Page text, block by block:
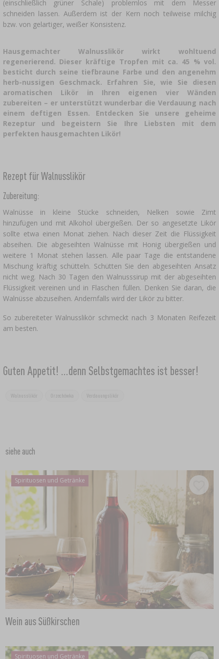
KÄSEHERSTELLUNGSSETS
BACKDEKORATIONEN UND BACKZUTATEN ›
VAAKUM-VERPACKUNG
ACCESSOIRES ZUM PÖKELN ›
APPLIKATOR FÜR RÄUCHERNETZE,
WURSTCLIPPER
›
FLEISCHFÄDEN, SCHNÜRE, RÄUCHERNETZE ›
DÄRME
PÖKELMISCHUNG, MARINADEN UND
KRÄUTER
›
BAKTERIENKULTUREN
LITERATUR ZUR WURSTHERSTELLUNG
RAUCHAROMA
ZUSATZMITTEL ›
MUSER
FILTERN ›
VERKORKEN
MESSGERÄTE, ANZEIGEN
FLASCHEN ›
GLASBALLONS ›
REGALE
AROMATISIERUNG ›
WEINANALYSE
ETIKETTEN
RÄUCHERN UND GRILLEN
JOGHURTMASCHINEN
GEWÜRZE
BRAUZUBEHÖR
KRONENVERKORKER
FLASCHEN
BIERANALYSE
DAMPFENTSAFTER
FLASCHEN
SCHNELLKOCHTÖPFE
DÖRRGERÄTE
TRICHTER
FLASCHEN
SCHRAUBVERSCHLÜSSE
GLASFÄSSER UND KARAFFEN
VYPITO
BRENNEREIHEFE
ZUSATZMITTEL
ETIKETTEN
ALKOHOLANALYSE
LITERATUR
GRILLEN
GEFÄSSE AUS GUSSEISEN
KAMINE
VAAKUM-VERPACKUNG ›
AUFBEWAHRUNG
MÜHLEN UND MÖRSER
GADGETS FÜR DAS HAUS
AUTO & MOTORRAD
(einschließlich grüner Schale) problemlos mit dem Messer
schneiden lassen. Außerdem ist der Kern noch teilweise milchig
bzw. von gelartiger, weißer Konsistenz.
Hausgemachter Walnusslikör wirkt wohltuend
regenerierend. Dieser kräftige Tropfen mit ca. 45 % vol.
besticht durch seine tiefbraune Farbe und den angenehm
herb-nussigen Geschmack. Erfahren Sie, wie Sie diesen
aromatischen Likör in Ihren eigenen vier Wänden
zubereiten – er unterstützt wunderbar die Verdauung nach
einem deftigen Essen. Entdecken Sie unsere geheime
Rezeptur und begeistern Sie Ihre Liebsten mit dem
perfekten hausgemachten Likör!
Rezept für Walnusslikör
Zubereitung:
Walnüsse in kleine Stücke schneiden, Nelken sowie Zimt
hinzufügen und mit Alkohol übergießen. Der so angesetzte Likör
sollte etwa einen Monat ziehen. Nach dieser Zeit die Flüssigkeit
abseihen. Die abgeseihten Walnüsse mit Honig übergießen und
weitere 1 Monat stehen lassen. Alle paar Tage die entstandene
Mischung kräftig schütteln. Schütten Sie den abgeseihten Ansatz
nicht weg. Nach 30 Tagen den Walnusssirup mit der abgeseihten
Flüssigkeit vereinen und in Flaschen füllen. Denken Sie daran, die
Walnüsse abzuseihen. Andernfalls wird der Likör zu bitter.
So zubereiteter Walnusslikör schmeckt nach 3 Monaten Reifezeit
am besten.
Guten Appetit! ...denn Selbstgemachtes ist besser!
Walnusslikör Orzechówka Verdauungslikör
siehe auch
Spirituosen und Getränke
Wein aus Süßkirschen
Spirituosen und Getränke